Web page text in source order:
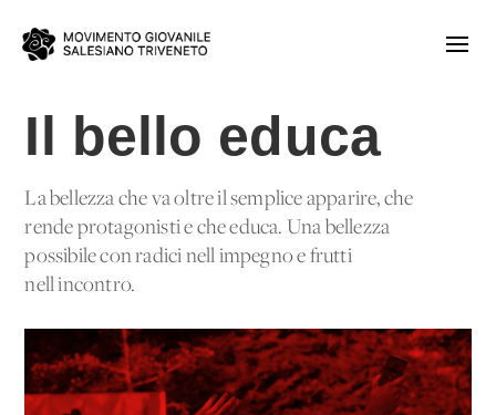
Il bello educa
La bellezza che va oltre il semplice apparire, che
rende protagonisti e che educa. Una bellezza
possibile con radici nell'impegno e frutti
nell'incontro.